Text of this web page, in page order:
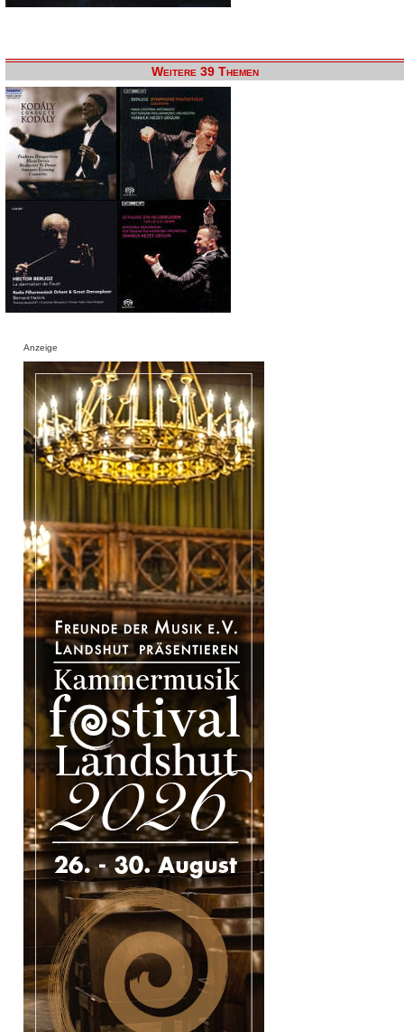
Weitere 39 Themen
Anzeige